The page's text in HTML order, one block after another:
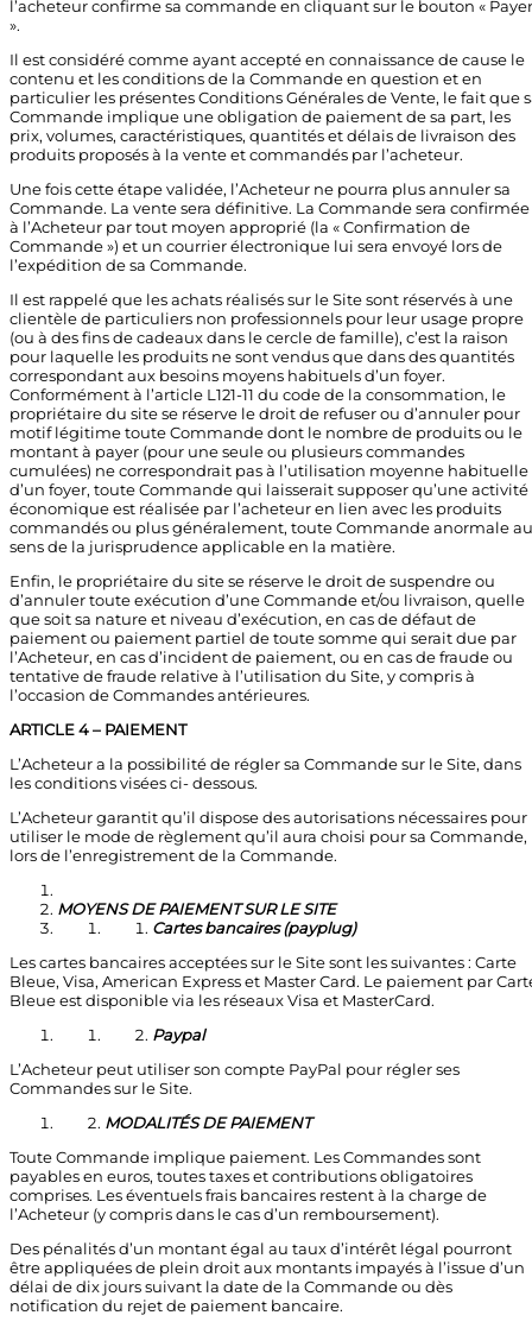
l’acheteur confirme sa commande en cliquant sur le bouton « Payer
».
Il est considéré comme ayant accepté en connaissance de cause le
contenu et les conditions de la Commande en question et en
particulier les présentes Conditions Générales de Vente, le fait que
Commande implique une obligation de paiement de sa part, les
prix, volumes, caractéristiques, quantités et délais de livraison des
produits proposés à la vente et commandés par l’acheteur.
Une fois cette étape validée, l’Acheteur ne pourra plus annuler sa
Commande. La vente sera définitive. La Commande sera confirmée
à l’Acheteur par tout moyen approprié (la « Confirmation de
Commande ») et un courrier électronique lui sera envoyé lors de
l’expédition de sa Commande.
Il est rappelé que les achats réalisés sur le Site sont réservés à une
clientèle de particuliers non professionnels pour leur usage propre
(ou à des fins de cadeaux dans le cercle de famille), c’est la raison
pour laquelle les produits ne sont vendus que dans des quantités
correspondant aux besoins moyens habituels d’un foyer.
Conformément à l’article L121-11 du code de la consommation, le
propriétaire du site se réserve le droit de refuser ou d’annuler pour
motif légitime toute Commande dont le nombre de produits ou le
montant à payer (pour une seule ou plusieurs commandes
cumulées) ne correspondrait pas à l’utilisation moyenne habituelle
d’un foyer, toute Commande qui laisserait supposer qu’une activité
économique est réalisée par l’acheteur en lien avec les produits
commandés ou plus généralement, toute Commande anormale au
sens de la jurisprudence applicable en la matière.
Enfin, le propriétaire du site se réserve le droit de suspendre ou
d’annuler toute exécution d’une Commande et/ou livraison, quelle
que soit sa nature et niveau d’exécution, en cas de défaut de
paiement ou paiement partiel de toute somme qui serait due par
l’Acheteur, en cas d’incident de paiement, ou en cas de fraude ou
tentative de fraude relative à l’utilisation du Site, y compris à
l’occasion de Commandes antérieures.
ARTICLE 4 – PAIEMENT
L’Acheteur a la possibilité de régler sa Commande sur le Site, dans
les conditions visées ci- dessous.
L’Acheteur garantit qu’il dispose des autorisations nécessaires pour
utiliser le mode de règlement qu’il aura choisi pour sa Commande,
lors de l’enregistrement de la Commande.
MOYENS DE PAIEMENT SUR LE SITE
Cartes bancaires (payplug)
Les cartes bancaires acceptées sur le Site sont les suivantes : Carte
Bleue, Visa, American Express et Master Card. Le paiement par
Bleue est disponible via les réseaux Visa et MasterCard.
Paypal
L’Acheteur peut utiliser son compte PayPal pour régler ses
Commandes sur le Site.
MODALITÉS DE PAIEMENT
Toute Commande implique paiement. Les Commandes sont
payables en euros, toutes taxes et contributions obligatoires
comprises. Les éventuels frais bancaires restent à la charge de
l’Acheteur (y compris dans le cas d’un remboursement).
Des pénalités d’un montant égal au taux d’intérêt légal pourront
être appliquées de plein droit aux montants impayés à l’issue d’un
délai de dix jours suivant la date de la Commande ou dès
notification du rejet de paiement bancaire.